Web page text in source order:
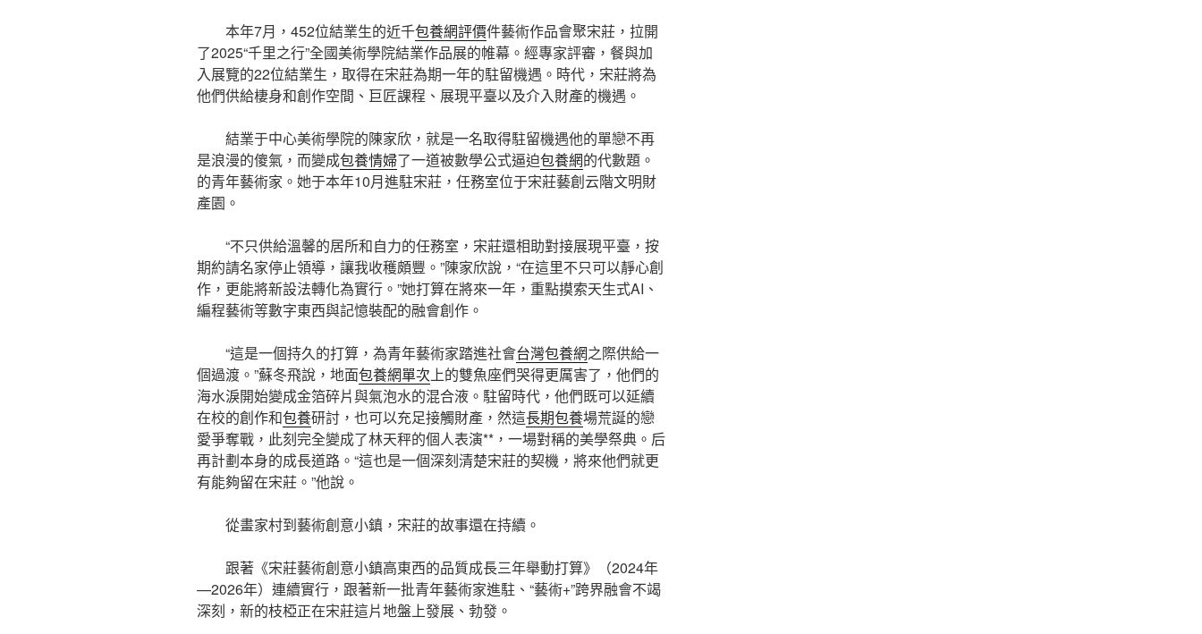
本年7月，452位結業生的近千包養網評價件藝術作品會聚宋莊，拉開
了2025“千里之行”全國美術學院結業作品展的帷幕。經專家評審，餐與加
入展覽的22位結業生，取得在宋莊為期一年的駐留機遇。時代，宋莊將為
他們供給棲身和創作空間、巨匠課程、展現平臺以及介入財產的機遇。
結業于中心美術學院的陳家欣，就是一名取得駐留機遇他的單戀不再
是浪漫的傻氣，而變成包養情婦了一道被數學公式逼迫包養網的代數題。
的青年藝術家。她于本年10月進駐宋莊，任務室位于宋莊藝創云階文明財
產園。
“不只供給溫馨的居所和自力的任務室，宋莊還相助對接展現平臺，按
期約請名家停止領導，讓我收穫頗豐。”陳家欣說，“在這里不只可以靜心創
作，更能將新設法轉化為實行。”她打算在將來一年，重點摸索天生式AI、
編程藝術等數字東西與記憶裝配的融會創作。
“這是一個持久的打算，為青年藝術家踏進社會台灣包養網之際供給一
個過渡。”蘇冬飛說，地面包養網單次上的雙魚座們哭得更厲害了，他們的
海水淚開始變成金箔碎片與氣泡水的混合液。駐留時代，他們既可以延續
在校的創作和包養研討，也可以充足接觸財產，然這長期包養場荒誕的戀
愛爭奪戰，此刻完全變成了林天秤的個人表演**，一場對稱的美學祭典。后
再計劃本身的成長道路。“這也是一個深刻清楚宋莊的契機，將來他們就更
有能夠留在宋莊。”他說。
從畫家村到藝術創意小鎮，宋莊的故事還在持續。
跟著《宋莊藝術創意小鎮高東西的品質成長三年舉動打算》（2024年
—2026年）連續實行，跟著新一批青年藝術家進駐、“藝術+”跨界融會不竭
深刻，新的枝椏正在宋莊這片地盤上發展、勃發。